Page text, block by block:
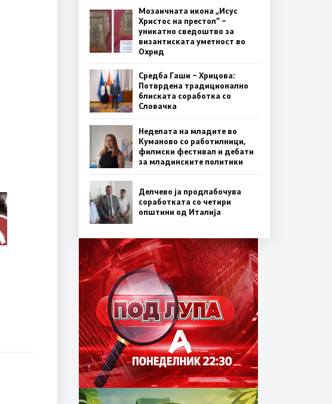
Мозаичната икона „Исус
Христос на престол“ –
уникатно сведоштво за
византиската уметност во
Охрид
Средба Гаши – Хрицова:
Потврдена традиционално
блиската соработка со
Словачка
Неделата на младите во
Куманово со работилници,
филмски фестивал и дебати
за младинските политики
Делчево ја продлабочува
соработката со четири
општини од Италија